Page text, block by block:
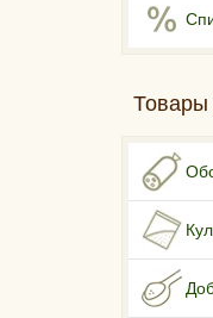
Товары